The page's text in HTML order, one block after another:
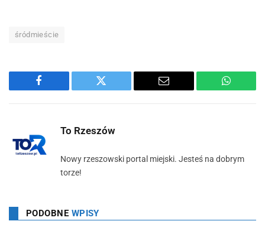
śródmieście
Facebook Twitter Email
To Rzeszów
Nowy rzeszowski portal miejski. Jesteś na dobrym
torze!
PODOBNE WPISY